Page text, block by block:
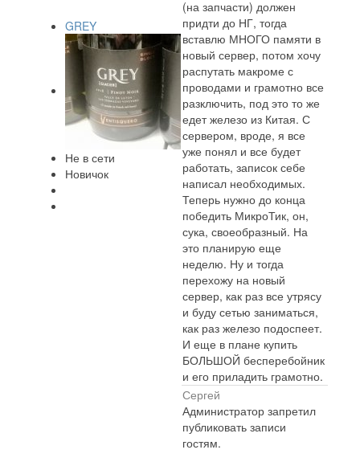
GREY
Не в сети
Новичок
(на запчасти) должен
придти до НГ, тогда
вставлю МНОГО памяти в
новый сервер, потом хочу
распутать макроме с
проводами и грамотно все
разключить, под это то же
едет железо из Китая. С
сервером, вроде, я все
уже понял и все будет
работать, записок себе
написал необходимых.
Теперь нужно до конца
победить МикроТик, он,
сука, своеобразный. На
это планирую еще
неделю. Ну и тогда
перехожу на новый
сервер, как раз все утрясу
и буду сетью заниматься,
как раз железо подоспеет.
И еще в плане купить
БОЛЬШОЙ бесперебойник
и его приладить грамотно.
Сергей
Администратор запретил
публиковать записи
гостям.